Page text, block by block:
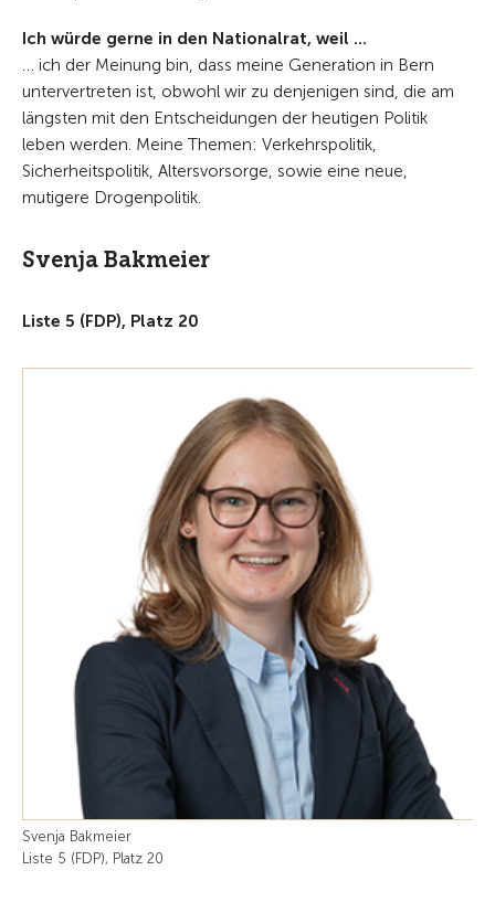
Ich würde gerne in den Nationalrat, weil …
… ich der Meinung bin, dass meine Generation in Bern
untervertreten ist, obwohl wir zu denjenigen sind, die am
längsten mit den Entscheidungen der heutigen Politik
leben werden. Meine Themen: Verkehrspolitik,
Sicherheitspolitik, Altersvorsorge, sowie eine neue,
mutigere Drogenpolitik.
Svenja Bakmeier
Liste 5 (FDP), Platz 20
Svenja Bakmeier
Liste 5 (FDP), Platz 20